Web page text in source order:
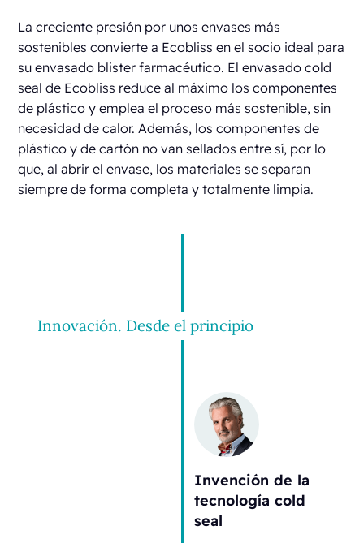
La creciente presión por unos envases más
sostenibles convierte a Ecobliss en el socio ideal para
su envasado blister farmacéutico. El envasado cold
seal de Ecobliss reduce al máximo los componentes
de plástico y emplea el proceso más sostenible, sin
necesidad de calor. Además, los componentes de
plástico y de cartón no van sellados entre sí, por lo
que, al abrir el envase, los materiales se separan
siempre de forma completa y totalmente limpia.
Innovación. Desde el principio
Invención de la
tecnología cold
seal